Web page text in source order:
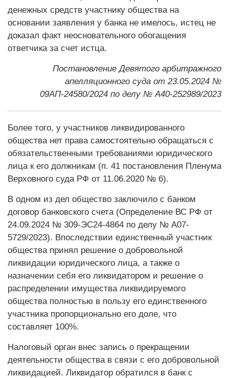
денежных средств участнику общества на
основании заявления у банка не имелось, истец не
доказал факт неосновательного обогащения
ответчика за счет истца.
Постановление Девятого арбитражного
апелляционного суда от 23.05.2024 №
09АП-24580/2024 по делу № А40-252989/2023
Более того, у участников ликвидированного
общества нет права самостоятельно обращаться с
обязательственными требованиями юридического
лица к его должникам (п. 41 постановления Пленума
Верховного суда РФ от 11.06.2020 № 6).
В одном из дел общество заключило с банком
договор банковского счета (Определение ВС РФ от
24.09.2024 № 309-ЭС24-4864 по делу № А07-
5729/2023). Впоследствии единственный участник
общества принял решение о добровольной
ликвидации юридического лица, а также о
назначении себя его ликвидатором и решение о
распределении имущества ликвидируемого
общества полностью в пользу его единственного
участника пропорционально его доле, что
составляет 100%.
Налоговый орган внес запись о прекращении
деятельности общества в связи с его добровольной
ликвидацией. Ликвидатор обратился в банк с